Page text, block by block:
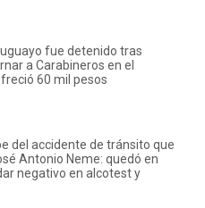
fue detenido tras
a Carabineros en el
60 mil pesos
del accidente de tránsito que
Antonio Neme: quedó en
negativo en alcotest y